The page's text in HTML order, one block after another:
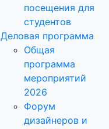
посещения для
студентов
Деловая программа
Общая
программа
мероприятий
2026
Форум
дизайнеров и